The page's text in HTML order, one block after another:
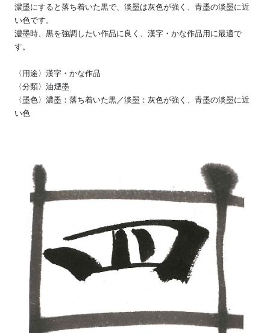
濃墨にすると落ち着いた黒で、淡墨は灰色が強く、青墨の淡墨に近
い色です。
濃墨時、黒を強調したい作品に良く、漢字・かな作品用に最適で
す。
〈用途〉漢字・かな作品
〈分類〉油煙墨
〈墨色〉濃墨：落ち着いた黒／淡墨：灰色が強く、青墨の淡墨に近
い色